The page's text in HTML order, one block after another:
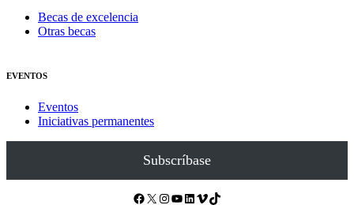
Becas de excelencia
Otras becas
EVENTOS
Eventos
Iniciativas permanentes
Subscríbase
Facebook X Instagram YouTube LinkedIn Vimeo TikTok